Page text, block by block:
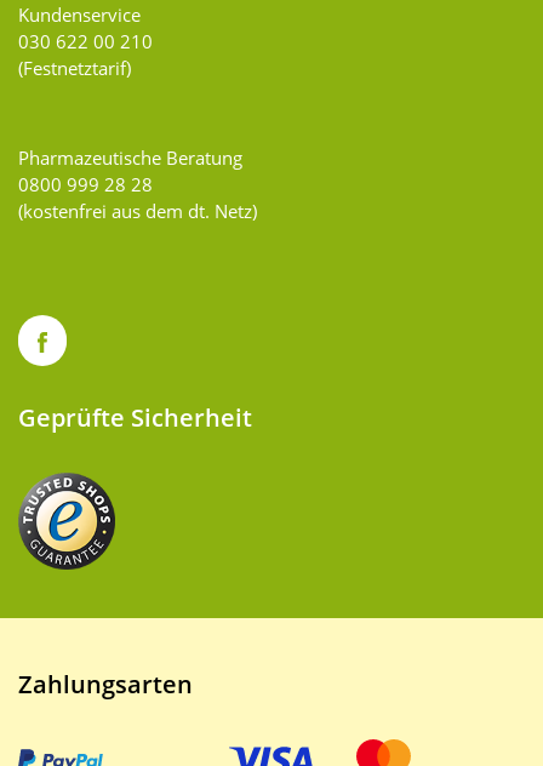
Kundenservice
030 622 00 210
(Festnetztarif)
Pharmazeutische Beratung
0800 999 28 28
(kostenfrei aus dem dt. Netz)
Geprüfte Sicherheit
Zahlungsarten